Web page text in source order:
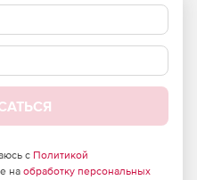
с Политикой
на обработку персональных